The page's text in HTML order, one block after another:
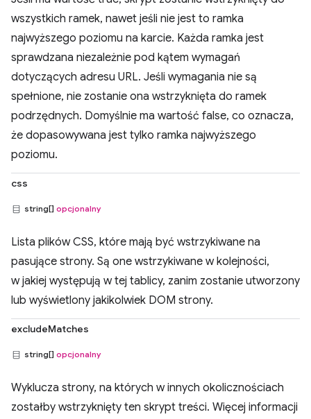
wszystkich ramek, nawet jeśli nie jest to ramka
najwyższego poziomu na karcie. Każda ramka jest
sprawdzana niezależnie pod kątem wymagań
dotyczących adresu URL. Jeśli wymagania nie są
spełnione, nie zostanie ona wstrzyknięta do ramek
podrzędnych. Domyślnie ma wartość false, co oznacza,
że dopasowywana jest tylko ramka najwyższego
poziomu.
css
string[] opcjonalny
Lista plików CSS, które mają być wstrzykiwane na
pasujące strony. Są one wstrzykiwane w kolejności,
w jakiej występują w tej tablicy, zanim zostanie utworzony
lub wyświetlony jakikolwiek DOM strony.
excludeMatches
string[] opcjonalny
Wyklucza strony, na których w innych okolicznościach
zostałby wstrzyknięty ten skrypt treści. Więcej informacji